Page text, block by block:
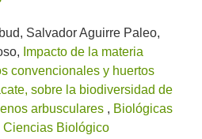
Salvador Aguirre Paleo,
Impacto de la materia
convencionales y huertos
sobre la biodiversidad de
arbusculares , Biológicas
Ciencias Biológico